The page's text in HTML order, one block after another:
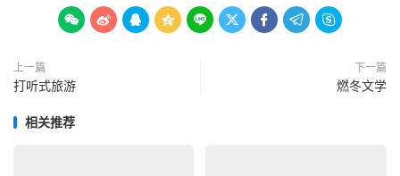
        
上一篇
打听式旅游
下一篇
燃冬文学
相关推荐